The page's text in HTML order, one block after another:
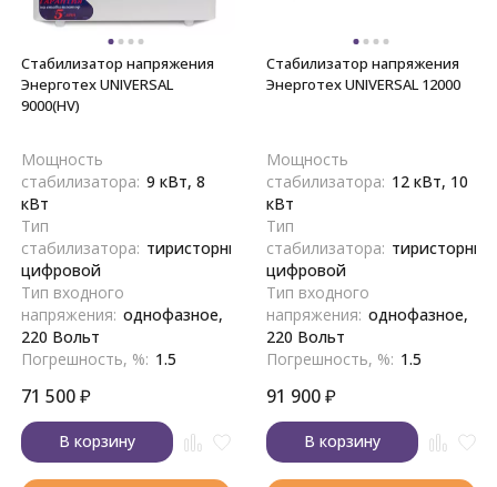
Стабилизатор напряжения
Энерготех UNIVERSAL
9000(HV)
Мощность
стабилизатора: 9 кВт, 8
кВт
Тип
стабилизатора: тиристорный,
цифровой
Тип входного
напряжения: однофазное,
220 Вольт
Погрешность, %: 1.5
71 500₽
В корзину
Стабилизатор напряжения
Энерготех UNIVERSAL 12000
Мощность
стабилизатора: 12 кВт, 10
кВт
Тип
стабилизатора:
цифровой
Тип входного
напряжения: однофазное,
220 Вольт
Погрешность, %: 1.5
91 900₽
В корзину